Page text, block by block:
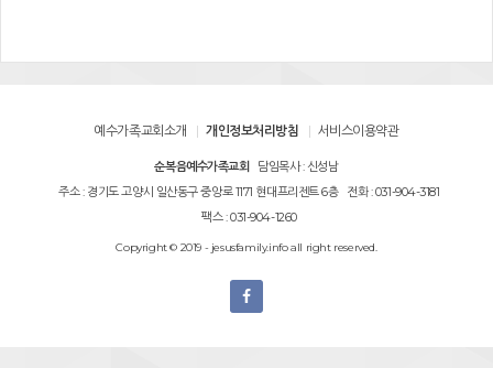
예수가족교회소개 개인정보처리방침 서비스이용약관
순복음예수가족교회
담임목사 : 신성남
주소 : 경기도 고양시 일산동구 중앙로 1171 현대프리젠트 6층
전화 : 031-904-3181
팩스 : 031-904-1260
Copyright © 2019 - jesusfamily.info all right reserved.